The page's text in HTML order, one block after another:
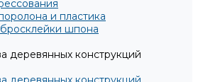
и пластика
шпона
деревянных конструкций